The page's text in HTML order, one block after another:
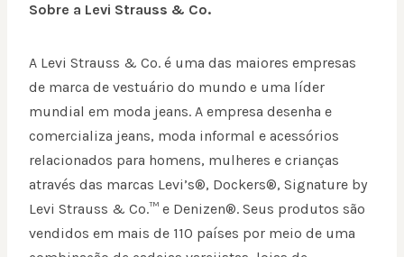
Sobre a Levi Strauss & Co.
A Levi Strauss & Co. é uma das maiores empresas
de marca de vestuário do mundo e uma líder
mundial em moda jeans. A empresa desenha e
comercializa jeans, moda informal e acessórios
relacionados para homens, mulheres e crianças
através das marcas Levi’s®, Dockers®, Signature by
Levi Strauss & Co.™ e Denizen®. Seus produtos são
vendidos em mais de 110 países por meio de uma